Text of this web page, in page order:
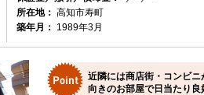
所在地： 高知市寿町
築年月： 1989年3月
近隣には商店街・コンビ
向きのお部屋で日当たり良